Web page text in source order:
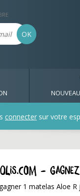
OK
connecter sur votre
-
1 matelas Aloe